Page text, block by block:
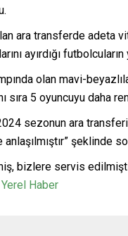
ara transferde adeta
ayırdığı
olan mavi-
5 oyuncuyu daha
2024 sezonun ara
şeklinde
bizlere servis
Haber